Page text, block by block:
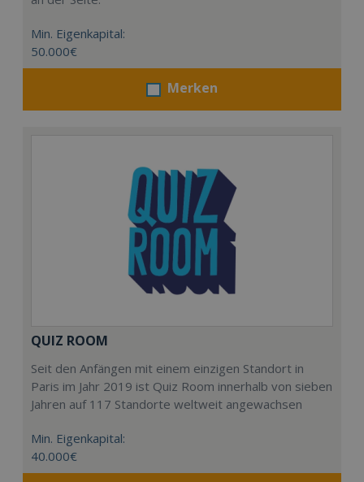
Min. Eigenkapital:
50.000€
Merken
QUIZ ROOM
Seit den Anfängen mit einem einzigen Standort in
Paris im Jahr 2019 ist Quiz Room innerhalb von sieben
Jahren auf 117 Standorte weltweit angewachsen
Min. Eigenkapital:
40.000€